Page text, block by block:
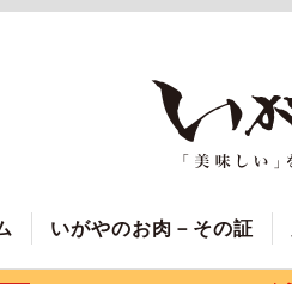
いがやのお肉－その証